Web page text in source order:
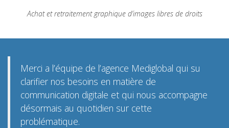
Achat et retraitement graphique d’images libres de droits
Merci a l’équipe de l’agence Mediglobal qui su
clarifier nos besoins en matière de
communication digitale et qui nous accompagne
désormais au quotidien sur cette
problématique.